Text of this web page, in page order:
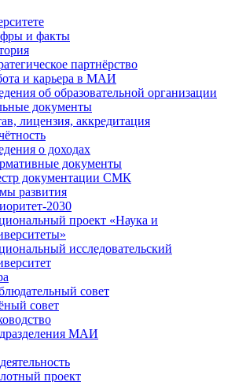
и факты
партнёрство
и карьера в МАИ
об образовательной организации
документы
лицензия, аккредитация
о доходах
документы
документации СМК
развития
2030
проект «Наука и
исследовательский
совет
совет
МАИ
проект